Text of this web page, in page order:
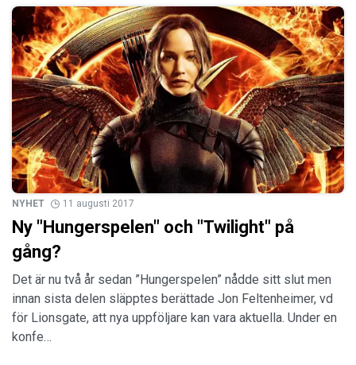
NYHET 11 augusti 2017
Ny "Hungerspelen" och "Twilight" på
gång?
Det är nu två år sedan ”Hungerspelen” nådde sitt slut men
innan sista delen släpptes berättade Jon Feltenheimer, vd
för Lionsgate, att nya uppföljare kan vara aktuella. Under en
konfe…